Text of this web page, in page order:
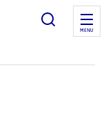
Ouvrir
MENU